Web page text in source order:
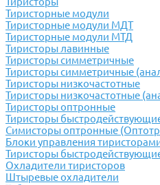
Тиристорные модули
Тиристорные модули МДТ
Тиристорные модули МТД
Тиристоры лавинные
Тиристоры симметричные
Тиристоры симметричные
Тиристоры низкочастотные
Тиристоры низкочастотные
Тиристоры оптронные
Тиристоры
Симисторы оптронные
Блоки управления
Тиристоры
Охладители тиристоров
Штыревые охладители